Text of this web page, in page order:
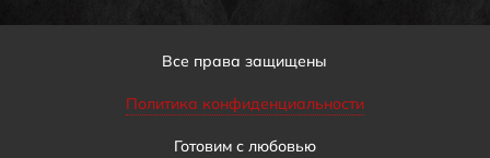
ЗАКУСКИ / СУПЫ
COУС / ИМБИРЬ
Все права защищены
Политика конфиденциальности
Готовим с любовью